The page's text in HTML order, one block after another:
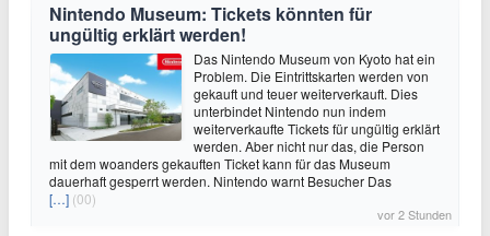
Nintendo Museum: Tickets könnten für
ungültig erklärt werden!
Das Nintendo Museum von Kyoto hat ein
Problem. Die Eintrittskarten werden von
gekauft und teuer weiterverkauft. Dies
unterbindet Nintendo nun indem
weiterverkaufte Tickets für ungültig erklärt
werden. Aber nicht nur das, die Person
mit dem woanders gekauften Ticket kann für das Museum
dauerhaft gesperrt werden. Nintendo warnt Besucher Das
[…] (00)
vor 2 Stunden